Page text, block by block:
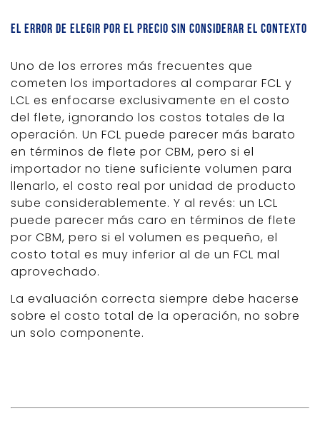
El error de elegir por el precio sin considerar el contexto
Uno de los errores más frecuentes que
cometen los importadores al comparar FCL y
LCL es enfocarse exclusivamente en el costo
del flete, ignorando los costos totales de la
operación. Un FCL puede parecer más barato
en términos de flete por CBM, pero si el
importador no tiene suficiente volumen para
llenarlo, el costo real por unidad de producto
sube considerablemente. Y al revés: un LCL
puede parecer más caro en términos de flete
por CBM, pero si el volumen es pequeño, el
costo total es muy inferior al de un FCL mal
aprovechado.
La evaluación correcta siempre debe hacerse
sobre el costo total de la operación, no sobre
un solo componente.